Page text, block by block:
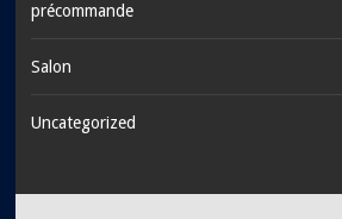
précommande
Salon
Uncategorized